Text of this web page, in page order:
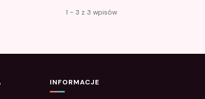
1 - 3 z 3 wpisów
INFORMACJE